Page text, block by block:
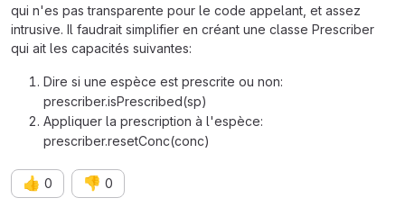
qui n'es pas transparente pour le code appelant, et assez
intrusive. Il faudrait simplifier en créant une classe Prescriber
qui ait les capacités suivantes:
Dire si une espèce est prescrite ou non:
prescriber.isPrescribed(sp)
Appliquer la prescription à l'espèce:
prescriber.resetConc(conc)
👍 0 👎 0